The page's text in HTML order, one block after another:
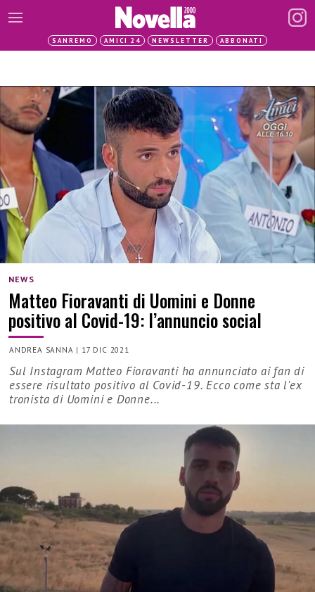
SANREMO AMICI 24 NEWSLETTER ABBONATI
NEWS
Matteo Fioravanti di Uomini e Donne
positivo al Covid-19: l’annuncio social
ANDREA SANNA | 17 DIC 2021
Sul Instagram Matteo Fioravanti ha annunciato ai fan di
essere risultato positivo al Covid-19. Ecco come sta l'ex
tronista di Uomini e Donne...